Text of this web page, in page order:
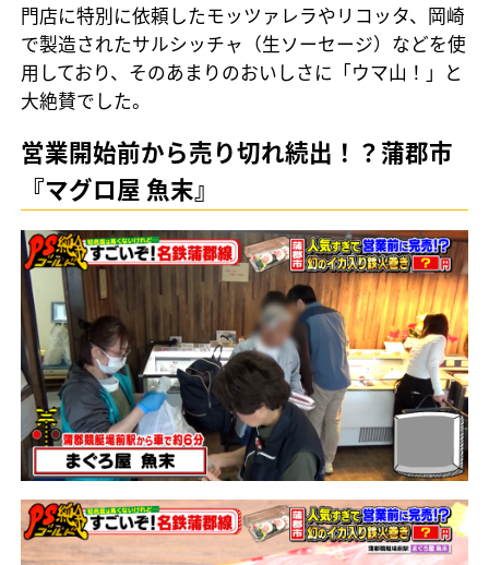
門店に特別に依頼したモッツァレラやリコッタ、岡崎
で製造されたサルシッチャ（生ソーセージ）などを使
用しており、そのあまりのおいしさに「ウマ山！」と
大絶賛でした。
営業開始前から売り切れ続出！？蒲郡市
『マグロ屋 魚末』